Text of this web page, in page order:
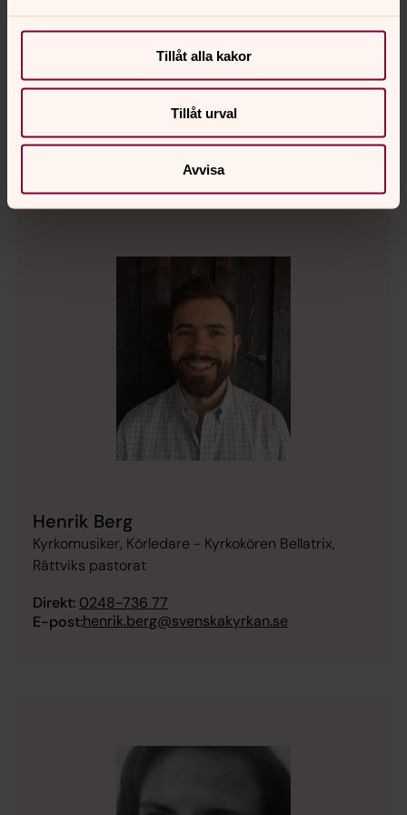
Tillåt alla kakor
Tillåt urval
Avvisa
KontaktaHans Ehrling, tel:070-305 79 51eller
hasseehrling@gmail.com
SOLISTER, kontakta gärna våra
Henrik Berg
Kyrkomusiker, Körledare - Kyrkokören Bellatrix,
Rättviks pastorat
Direkt: 0248-736 77
E-post:henrik.berg@svenskakyrkan.se